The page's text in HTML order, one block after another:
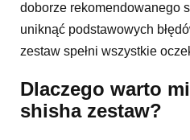
doborze rekomendowanego
uniknąć podstawowych
zestaw spełni wszystkie
Dlaczego warto
shisha zestaw?